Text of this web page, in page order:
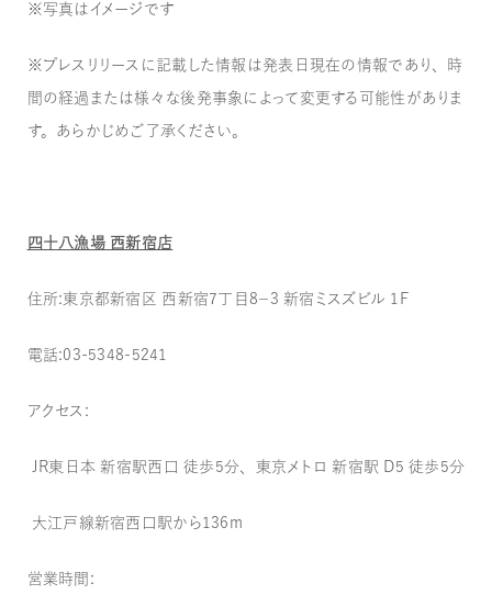
※写真はイメージです
※プレスリリースに記載した情報は発表日現在の情報であり、時
間の経過または様々な後発事象によって変更する可能性がありま
す。あらかじめご了承ください。
四十八漁場 西新宿店
住所：東京都新宿区 西新宿７丁目８−３ 新宿ミスズビル 1F
電話：03-5348-5241
アクセス：
JR東日本 新宿駅西口 徒歩5分、東京メトロ 新宿駅 D5 徒歩5分
大江戸線新宿西口駅から136m
営業時間：